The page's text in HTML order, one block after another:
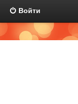
Войти